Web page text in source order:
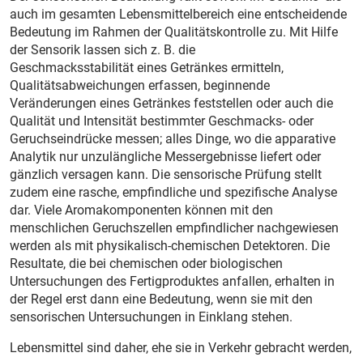
auch im gesamten Lebensmittelbereich eine entscheidende
Bedeutung im Rahmen der Qualitätskontrolle zu. Mit Hilfe
der Sensorik lassen sich z. B. die
Geschmacksstabilität eines Getränkes ermitteln,
Qualitätsabweichungen erfassen, beginnende
Veränderungen eines Getränkes feststellen oder auch die
Qualität und Intensität bestimmter Geschmacks- oder
Geruchseindrücke messen; alles Dinge, wo die apparative
Analytik nur unzulängliche Messergebnisse liefert oder
gänzlich versagen kann. Die sensorische Prüfung stellt
zudem eine rasche, empfindliche und spezifische Analyse
dar. Viele Aromakomponenten können mit den
menschlichen Geruchszellen empfindlicher nachgewiesen
werden als mit physikalisch-chemischen Detektoren. Die
Resultate, die bei chemischen oder biologischen
Untersuchungen des Fertigproduktes anfallen, erhalten in
der Regel erst dann eine Bedeutung, wenn sie mit den
sensorischen Untersuchungen in Einklang stehen.
Lebensmittel sind daher, ehe sie in Verkehr gebracht werden,